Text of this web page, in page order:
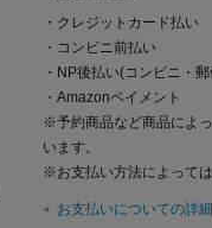
・クレジットカード払い
・コンビニ前払い
・NP後払い(コンビニ・
・Amazonペイメント
※予約商品など商品によ
います。
※お支払い方法によって
お支払いについての詳